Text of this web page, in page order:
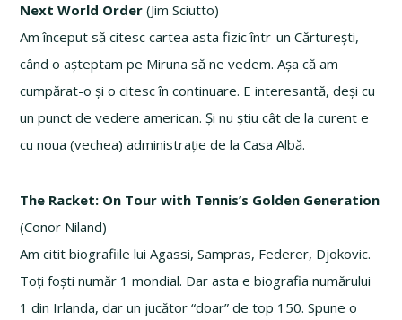
Next World Order (Jim Sciutto)
Am început să citesc cartea asta fizic într-un Cărturești,
când o așteptam pe Miruna să ne vedem. Așa că am
cumpărat-o și o citesc în continuare. E interesantă, deși cu
un punct de vedere american. Și nu știu cât de la curent e
cu noua (vechea) administrație de la Casa Albă.
The Racket: On Tour with Tennis’s Golden Generation
(Conor Niland)
Am citit biografiile lui Agassi, Sampras, Federer, Djokovic.
Toți foști număr 1 mondial. Dar asta e biografia numărului
1 din Irlanda, dar un jucător “doar” de top 150. Spune o